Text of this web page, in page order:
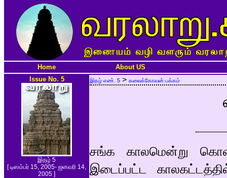
Home
About US
Issue No. 5
இதழ் 5
[ டிஸம்பர் 15, 2005- ஜனவரி 14,
2005 ]
இதழ் எண். 5 > கலைக்கோவன் பக்கம்
சங்க காலமென்று
இடைப்பட்ட